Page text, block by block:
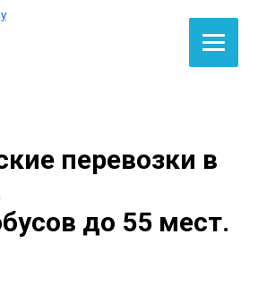
перевозки в
до 55 мест.